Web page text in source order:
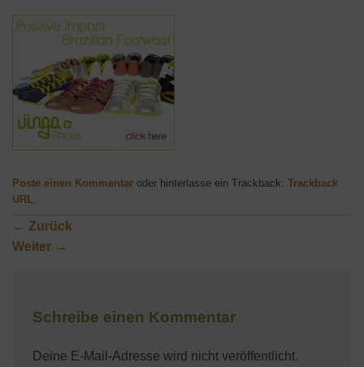
Poste einen Kommentar oder hinterlasse ein Trackback: Trackback
URL.
← Zurück
Weiter →
Schreibe einen Kommentar
Deine E-Mail-Adresse wird nicht veröffentlicht.